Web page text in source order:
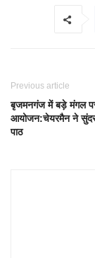
Previous article
बृजमनगंज में बड़े मंगल
आयोजन:चेयरमैन ने
पाठ